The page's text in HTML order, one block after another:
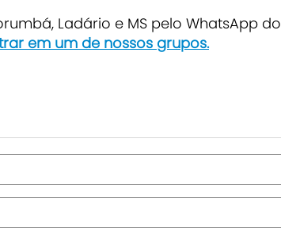
Ladário e MS pelo WhatsApp do
em um de nossos grupos.